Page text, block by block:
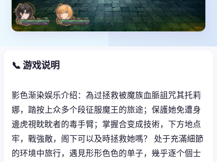
📞 游戏说明
影色渐染娱乐介绍：為过拯救被魔族血脈詛咒其托莉
娜，踏按上众多个段征服魔王的旅途；保護她免遭身
邊虎視眈眈者的毒手臂；掌握合变成技術，下方地点
牢，戰強敵，阁下可以及時拯救她嗎？ 处于充滿細節
的环境中旅行，遇見形形色色的单子，幾乎逐个個士